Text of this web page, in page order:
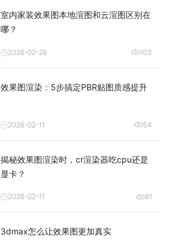
室内家装效果图本地渲图和云渲图区别在
哪？
2026-02-26 103
效果图渲染：5步搞定PBR贴图质感提升
2026-02-11 54
揭秘效果图渲染时，cr渲染器吃cpu还是
显卡？
2026-02-11 81
3dmax怎么让效果图更加真实